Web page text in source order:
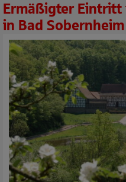
Ermäßigter Eintritt
in Bad Sobernheim